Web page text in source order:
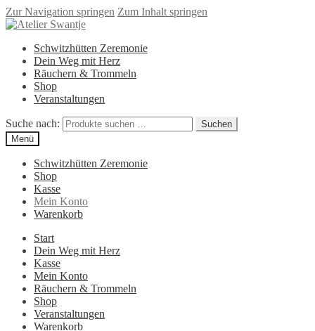
Zur Navigation springen Zum Inhalt springen
Schwitzhütten Zeremonie
Dein Weg mit Herz
Räuchern & Trommeln
Shop
Veranstaltungen
Suche nach:
Suchen
Menü
Schwitzhütten Zeremonie
Shop
Kasse
Mein Konto
Warenkorb
Start
Dein Weg mit Herz
Kasse
Mein Konto
Räuchern & Trommeln
Shop
Veranstaltungen
Warenkorb